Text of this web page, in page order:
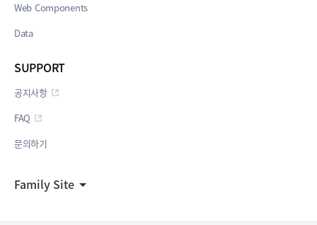
Family Site
Web Components
Data
SUPPORT
공지사항
FAQ
문의하기